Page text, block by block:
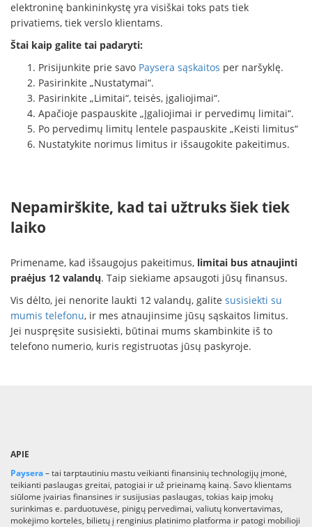
elektroninę bankininkystę yra visiškai toks pats tiek
privatiems, tiek verslo klientams.
Štai kaip galite tai padaryti:
Prisijunkite prie savo Paysera sąskaitos per naršyklę.
Pasirinkite „Nustatymai“.
Pasirinkite „Limitai“, teisės, įgaliojimai“.
Apačioje paspauskite „Įgaliojimai ir pervedimų limitai“.
Po pervedimų limitų lentele paspauskite „Keisti limitus“
Nustatykite norimus limitus ir išsaugokite pakeitimus.
Nepamirškite, kad tai užtruks šiek tiek
laiko
Primename, kad išsaugojus pakeitimus, limitai bus atnaujinti
praėjus 12 valandų. Taip siekiame apsaugoti jūsų finansus.
Vis dėlto, jei nenorite laukti 12 valandų, galite susisiekti su
mumis telefonu, ir mes atnaujinsime jūsų sąskaitos limitus.
Jei nuspręsite susisiekti, būtinai mums skambinkite iš to
telefono numerio, kuris registruotas jūsų paskyroje.
APIE
Paysera– tai tarptautiniu mastu veikianti finansinių technologijų įmonė,
teikianti paslaugas greitai, patogiai ir už prieinamą kainą. Savo klientams
siūlome įvairias finansines ir susijusias paslaugas, tokias kaip įmokų
surinkimas e. parduotuvėse, pinigų pervedimai, valiutų konvertavimas,
mokėjimo kortelės, bilietų į renginius platinimo platforma ir patogi mobilioji